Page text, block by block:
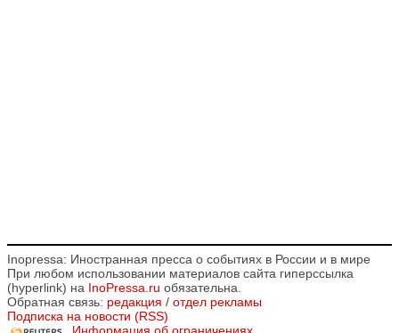
Inopressa: Иностранная пресса о событиях в России и в мире
При любом использовании материалов сайта гиперссылка
(hyperlink) на InoPressa.ru обязательна.
Обратная связь: редакция / отдел рекламы
Подписка на новости (RSS)